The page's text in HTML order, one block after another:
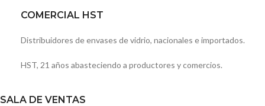
COMERCIAL HST
Distribuidores de envases de vidrio, nacionales e importados.
HST, 21 años abasteciendo a productores y comercios.
SALA DE VENTAS